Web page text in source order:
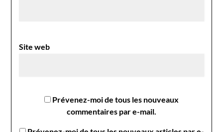
Site web
Prévenez-moi de tous les nouveaux
commentaires par e-mail.